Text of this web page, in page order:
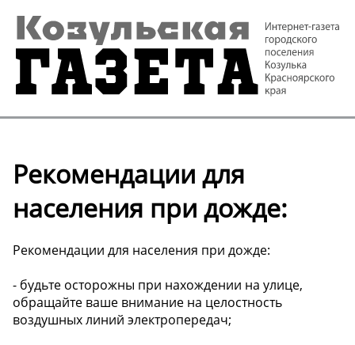
Рекомендации для
населения при дожде:
Рекомендации для населения при дожде:
- будьте осторожны при нахождении на улице,
обращайте ваше внимание на целостность
воздушных линий электропередач;